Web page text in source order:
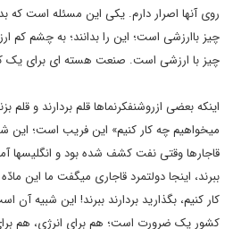
روی آنها اصرار دارم. یکی این مسئله است که
چیز باارزشی است؛ این را بدانند؛ به چشم کم
چیز با ارزشی است. صنعت هسته ای برای
اینکه بعضی ازروشنفکرنماها قلم بردارند و
میخواهیم چه کار کنیم» این فریب است؛
قاجارها وقتی نفت کشف شده بود و انگلیسها
ببرند، اینجا دولتمرد قاجاری میگفت ما این
کار کنیم، بگذارید بردارند ببرند! این شبیه
کشور یک ضرورت است؛ هم برای انرژی، هم